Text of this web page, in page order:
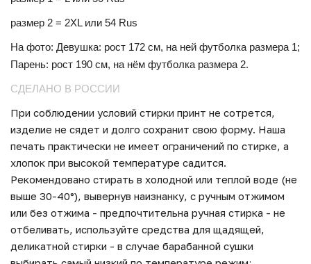
размер 2 = 2XL или 54 Rus
На фото: Девушка: рост 172 см, на ней футболка размера 1;
Парень: рост 190 см, на нём футболка размера 2.
СДЕЛАНО В РОССИИ
При соблюдении условий стирки принт не сотрется,
изделие не сядет и долго сохранит свою форму. Наша
печать практически не имеет ограничений по стирке, а
хлопок при высокой температуре садится.
Рекомендовано стирать в холодной или теплой воде (не
выше 30-40°), вывернув наизнанку, с ручным отжимом
или без отжима - предпочтительна ручная стирка - не
отбеливать, используйте средства для щадящей,
деликатной стирки - в случае барабанной сушки